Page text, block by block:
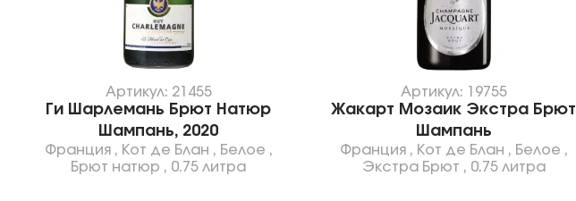
Артикул: 21455
Ги Шарлемань Брют Натюр
Шампань, 2020
Франция, Кот де Блан , Белое ,
Брют натюр , 0.75 литра
Артикул: 19755
Жакарт Мозаик Экстра Брют
Шампань
Франция, Кот де Блан , Белое ,
Экстра Брют , 0.75 литра